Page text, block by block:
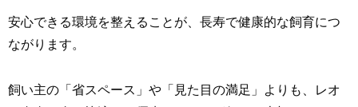
安心できる環境を整えることが、長寿で健康的な飼育につ
ながります。
飼い主の「省スペース」や「見た目の満足」よりも、レオ